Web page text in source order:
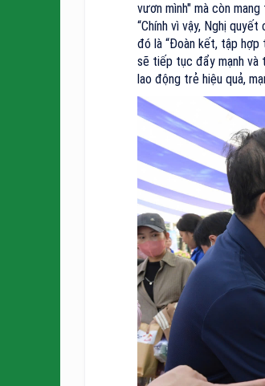
vươn mình" mà còn
“Chính vì vậy, Nghị
đó là “Đoàn kết, tập
sẽ tiếp tục đẩy mạnh và
lao động trẻ hiệu quả,